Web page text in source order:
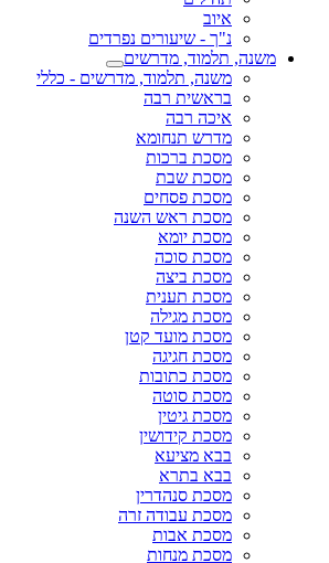
איוב
נ"ך - שיעורים נפרדים
משנה, תלמוד, מדרשים
משנה, תלמוד, מדרשים - כללי
בראשית רבה
איכה רבה
מדרש תנחומא
מסכת ברכות
מסכת שבת
מסכת פסחים
מסכת ראש השנה
מסכת יומא
מסכת סוכה
מסכת ביצה
מסכת תענית
מסכת מגילה
מסכת מועד קטן
מסכת חגיגה
מסכת כתובות
מסכת סוטה
מסכת גיטין
מסכת קידושין
בבא מציעא
בבא בתרא
מסכת סנהדרין
מסכת עבודה זרה
מסכת אבות
מסכת מנחות